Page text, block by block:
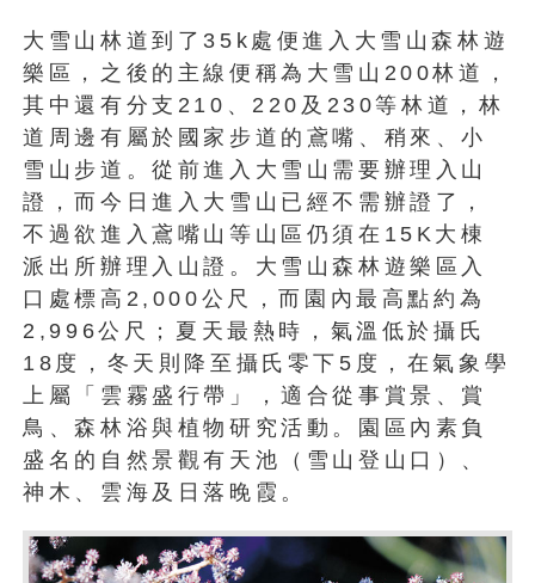
大雪山林道到了35k處便進入大雪山森林遊
樂區，之後的主線便稱為大雪山200林道，
其中還有分支210、220及230等林道，林
道周邊有屬於國家步道的鳶嘴、稍來、小
雪山步道。從前進入大雪山需要辦理入山
證，而今日進入大雪山已經不需辦證了，
不過欲進入鳶嘴山等山區仍須在15K大棟
派出所辦理入山證。大雪山森林遊樂區入
口處標高2,000公尺，而園內最高點約為
2,996公尺；夏天最熱時，氣溫低於攝氏
18度，冬天則降至攝氏零下5度，在氣象學
上屬「雲霧盛行帶」，適合從事賞景、賞
鳥、森林浴與植物研究活動。園區內素負
盛名的自然景觀有天池（雪山登山口）、
神木、雲海及日落晚霞。